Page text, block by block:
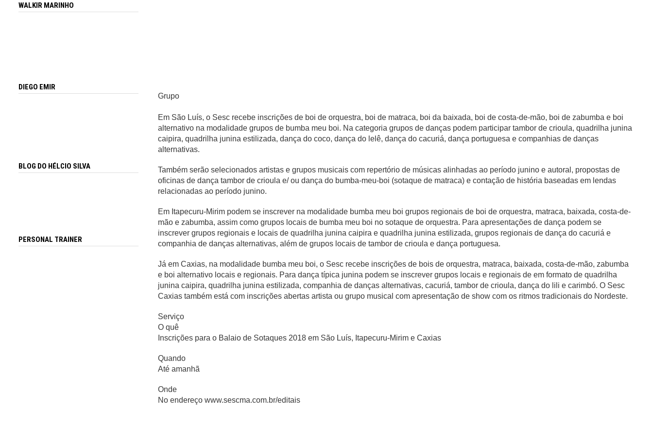
Grupo
Em São Luís, o Sesc recebe inscrições de boi de orquestra, boi de matraca, boi da baixada, boi de costa-de-mão, boi de zabumba e boi
alternativo na modalidade grupos de bumba meu boi. Na categoria grupos de danças podem participar tambor de crioula, quadrilha junina
caipira, quadrilha junina estilizada, dança do coco, dança do lelê, dança do cacuriá, dança portuguesa e companhias de danças
alternativas.
Também serão selecionados artistas e grupos musicais com repertório de músicas alinhadas ao período junino e autoral, propostas de
oficinas de dança tambor de crioula e/ ou dança do bumba-meu-boi (sotaque de matraca) e contação de história baseadas em lendas
relacionadas ao período junino.
Em Itapecuru-Mirim podem se inscrever na modalidade bumba meu boi grupos regionais de boi de orquestra, matraca, baixada, costa-de-
mão e zabumba, assim como grupos locais de bumba meu boi no sotaque de orquestra. Para apresentações de dança podem se
inscrever grupos regionais e locais de quadrilha junina caipira e quadrilha junina estilizada, grupos regionais de dança do cacuriá e
companhia de danças alternativas, além de grupos locais de tambor de crioula e dança portuguesa.
Já em Caxias, na modalidade bumba meu boi, o Sesc recebe inscrições de bois de orquestra, matraca, baixada, costa-de-mão, zabumba
e boi alternativo locais e regionais. Para dança típica junina podem se inscrever grupos locais e regionais de em formato de quadrilha
junina caipira, quadrilha junina estilizada, companhia de danças alternativas, cacuriá, tambor de crioula, dança do lili e carimbó. O Sesc
Caxias também está com inscrições abertas artista ou grupo musical com apresentação de show com os ritmos tradicionais do Nordeste.
Serviço
O quê
Inscrições para o Balaio de Sotaques 2018 em São Luís, Itapecuru-Mirim e Caxias
Quando
Até amanhã
Onde
No endereço www.sescma.com.br/editais
WALKIR MARINHO
DIEGO EMIR
BLOG DO HÉLCIO SILVA
PERSONAL TRAINER